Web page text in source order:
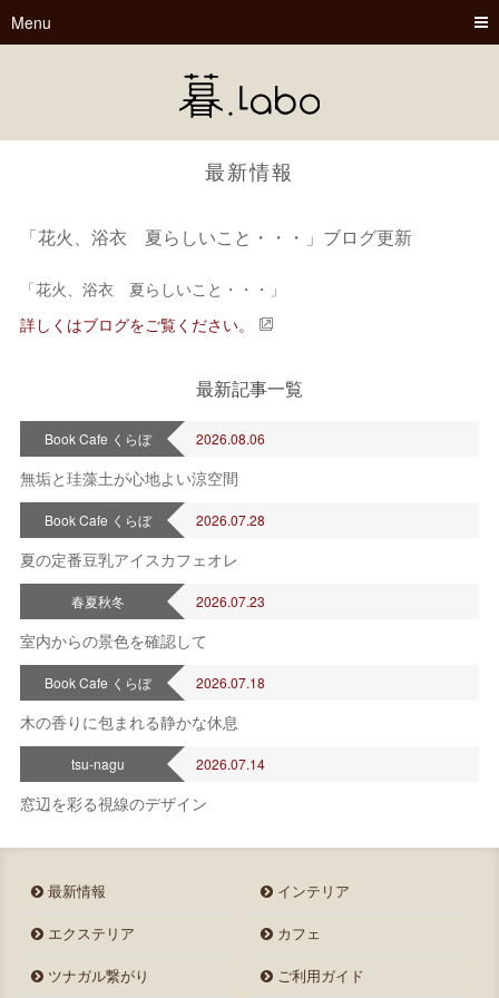
Menu
最新情報
「花火、浴衣 夏らしいこと・・・」ブログ更新
Book Cafe くらぼ
2026年 8月
2 3 4 5 6 7 8
9 10 11 12 13 14
19 20 21
23 24 25 26 27 28 29
30 31
「花火、浴衣 夏らしいこと・・・」
詳しくはブログをご覧ください。
最新記事一覧
Book Cafe くらぼ 2026.08.06
無垢と珪藻土が心地よい涼空間
Book Cafe くらぼ 2026.07.28
夏の定番豆乳アイスカフェオレ
春夏秋冬 2026.07.23
室内からの景色を確認して
Book Cafe くらぼ 2026.07.18
木の香りに包まれる静かな休息
tsu-nagu 2026.07.14
窓辺を彩る視線のデザイン
最新情報
インテリア
エクステリア
カフェ
ツナガル繋がり
ご利用ガイド